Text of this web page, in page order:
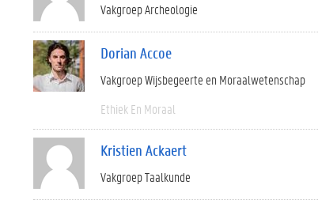
Vakgroep Archeologie
Dorian Accoe
Vakgroep Wijsbegeerte en Moraalwetenschap
Ethiek En Moraal
Kristien Ackaert
Vakgroep Taalkunde